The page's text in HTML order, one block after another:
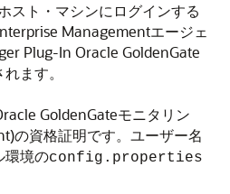
スト・マシンにログインする
Managementエージェ
Plug-In Oracle GoldenGate
ます。
GoldenGateモニタリン
の資格証明です。ユーザー名
環境のconfig.properties